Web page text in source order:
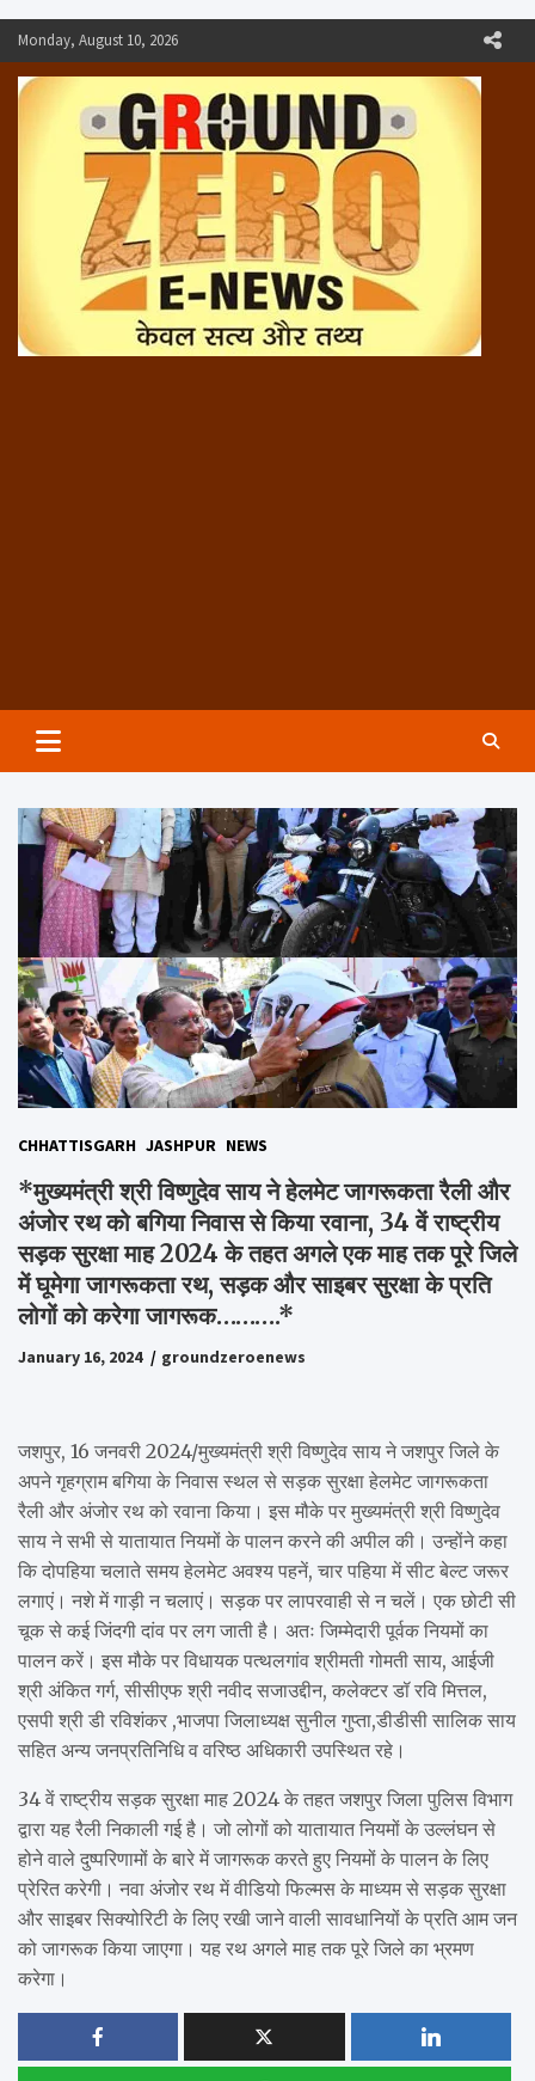
Skip
to
content
Monday, August 10, 2026
Groundzeronews
CHHATTISGARH JASHPUR NEWS
*मुख्यमंत्री श्री विष्णुदेव साय ने हेलमेट जागरूकता रैली और
अंजोर रथ को बगिया निवास से किया रवाना, 34 वें राष्ट्रीय
सड़क सुरक्षा माह 2024 के तहत अगले एक माह तक पूरे जिले
में घूमेगा जागरूकता रथ, सड़क और साइबर सुरक्षा के प्रति
लोगों को करेगा जागरूक……….*
January 16, 2024 groundzeroenews
जशपुर, 16 जनवरी 2024/मुख्यमंत्री श्री विष्णुदेव साय ने जशपुर जिले के
अपने गृहग्राम बगिया के निवास स्थल से सड़क सुरक्षा हेलमेट जागरूकता
रैली और अंजोर रथ को रवाना किया। इस मौके पर मुख्यमंत्री श्री विष्णुदेव
साय ने सभी से यातायात नियमों के पालन करने की अपील की। उन्होंने कहा
कि दोपहिया चलाते समय हेलमेट अवश्य पहनें, चार पहिया में सीट बेल्ट जरूर
लगाएं। नशे में गाड़ी न चलाएं। सड़क पर लापरवाही से न चलें। एक छोटी सी
चूक से कई जिंदगी दांव पर लग जाती है। अतः जिम्मेदारी पूर्वक नियमों का
पालन करें। इस मौके पर विधायक पत्थलगांव श्रीमती गोमती साय, आईजी
श्री अंकित गर्ग, सीसीएफ श्री नवीद सजाउद्दीन, कलेक्टर डॉ रवि मित्तल,
एसपी श्री डी रविशंकर ,भाजपा जिलाध्यक्ष सुनील गुप्ता,डीडीसी सालिक साय
सहित अन्य जनप्रतिनिधि व वरिष्ठ अधिकारी उपस्थित रहे।
34 वें राष्ट्रीय सड़क सुरक्षा माह 2024 के तहत जशपुर जिला पुलिस विभाग
द्वारा यह रैली निकाली गई है। जो लोगों को यातायात नियमों के उल्लंघन से
होने वाले दुष्परिणामों के बारे में जागरूक करते हुए नियमों के पालन के लिए
प्रेरित करेगी। नवा अंजोर रथ में वीडियो फिल्मस के माध्यम से सड़क सुरक्षा
और साइबर सिक्योरिटी के लिए रखी जाने वाली सावधानियों के प्रति आम जन
को जागरूक किया जाएगा। यह रथ अगले माह तक पूरे जिले का भ्रमण
करेगा।